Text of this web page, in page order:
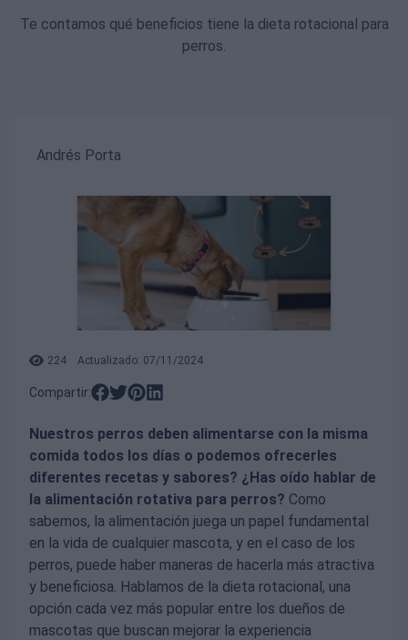
Te contamos qué beneficios tiene la dieta rotacional para
perros.
Andrés Porta
224 Actualizado: 07/11/2024
Compartir:
Nuestros perros deben alimentarse con la misma
comida todos los días o podemos ofrecerles
diferentes recetas y sabores? ¿Has oído hablar de
la alimentación rotativa para perros? Como
sabemos, la alimentación juega un papel fundamental
en la vida de cualquier mascota, y en el caso de los
perros, puede haber maneras de hacerla más atractiva
y beneficiosa. Hablamos de la dieta rotacional, una
opción cada vez más popular entre los dueños de
mascotas que buscan mejorar la experiencia